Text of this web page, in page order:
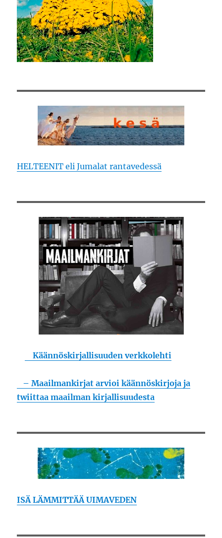
HELTEENIT eli Jumalat rantavedessä
Käännöskirjallisuuden verkkolehti
– Maailmankirjat arvioi käännöskirjoja ja
twiittaa maailman kirjallisuudesta
ISÄ LÄMMITTÄÄ UIMAVEDEN